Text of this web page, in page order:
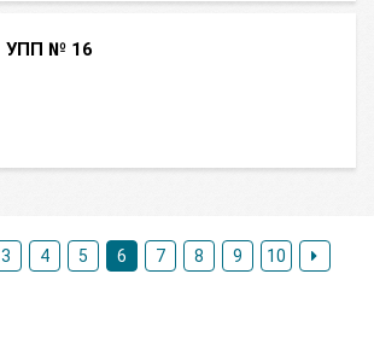
УПП № 16
3 4 5 6 7 8 9 10